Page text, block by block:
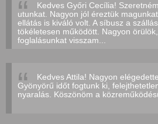
Kedves Győri Cecília!
utunkat. Nagyon jól éreztük
ellátás is kiváló volt. A síbusz a
tökéletesen működött. Nagyon
foglalásunkat visszam...
Kedves Attila! Nagyon
Gyönyörű időt fogtunk ki,
nyaralás. Köszönöm a